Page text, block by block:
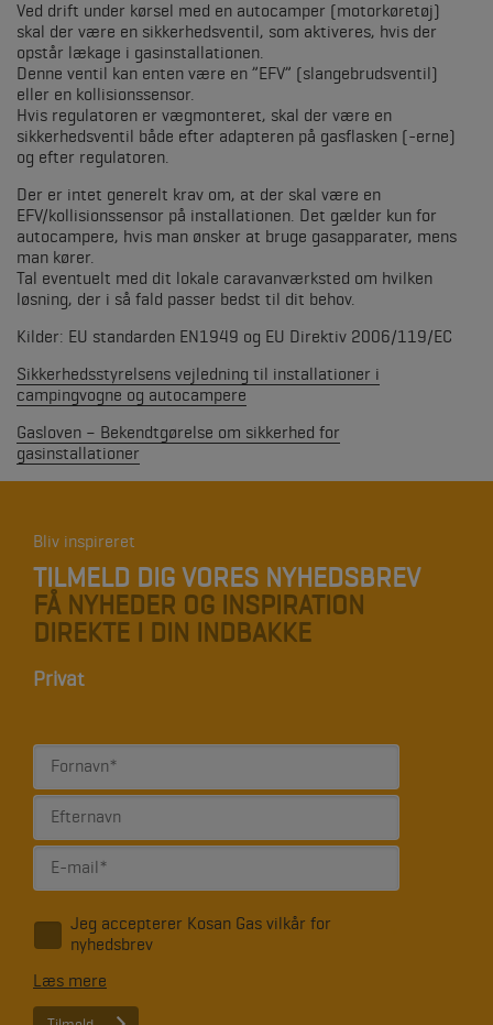
Ved drift under kørsel med en autocamper (motorkøretøj)
skal der være en sikkerhedsventil, som aktiveres, hvis der
opstår lækage i gasinstallationen.
Denne ventil kan enten være en ”EFV” (slangebrudsventil)
eller en kollisionssensor.
Hvis regulatoren er vægmonteret, skal der være en
sikkerhedsventil både efter adapteren på gasflasken (-erne)
og efter regulatoren.
Der er intet generelt krav om, at der skal være en
EFV/kollisionssensor på installationen. Det gælder kun for
autocampere, hvis man ønsker at bruge gasapparater, mens
man kører.
Tal eventuelt med dit lokale caravanværksted om hvilken
løsning, der i så fald passer bedst til dit behov.
Kilder: EU standarden EN1949 og EU Direktiv 2006/119/EC
Sikkerhedsstyrelsens vejledning til installationer i
campingvogne og autocampere
Gasloven – Bekendtgørelse om sikkerhed for
gasinstallationer
Bliv inspireret
TILMELD DIG VORES NYHEDSBREV
FÅ NYHEDER OG INSPIRATION
DIREKTE I DIN INDBAKKE
Privat
Jeg accepterer Kosan Gas vilkår for
nyhedsbrev
Læs mere